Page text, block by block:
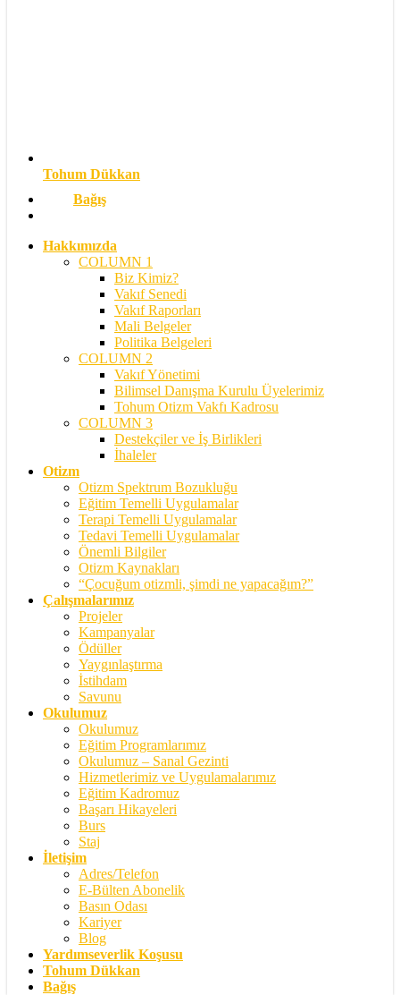
Tohum Dükkan
Bağış
Hakkımızda
COLUMN 1
Biz Kimiz?
Vakıf Senedi
Vakıf Raporları
Mali Belgeler
Politika Belgeleri
COLUMN 2
Vakıf Yönetimi
Bilimsel Danışma Kurulu Üyelerimiz
Tohum Otizm Vakfı Kadrosu
COLUMN 3
Destekçiler ve İş Birlikleri
İhaleler
Otizm
Otizm Spektrum Bozukluğu
Eğitim Temelli Uygulamalar
Terapi Temelli Uygulamalar
Tedavi Temelli Uygulamalar
Önemli Bilgiler
Otizm Kaynakları
“Çocuğum otizmli, şimdi ne yapacağım?”
Çalışmalarımız
Projeler
Kampanyalar
Ödüller
Yaygınlaştırma
İstihdam
Savunu
Okulumuz
Okulumuz
Eğitim Programlarımız
Okulumuz – Sanal Gezinti
Hizmetlerimiz ve Uygulamalarımız
Eğitim Kadromuz
Başarı Hikayeleri
Burs
Staj
İletişim
Adres/Telefon
E-Bülten Abonelik
Basın Odası
Kariyer
Blog
Yardımseverlik Koşusu
Tohum Dükkan
Bağış